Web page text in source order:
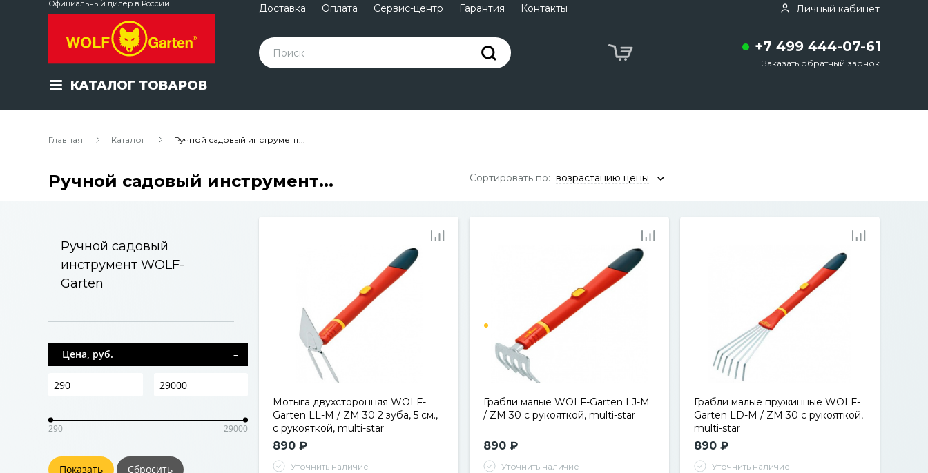
Официальный дилер в России
КАТАЛОГ ТОВАРОВ
Доставка Оплата Сервис-центр Гарантия Контакты Личный кабинет
+7 499 444-07-61
Заказать обратный звонок
Главная Каталог Ручной садовый инструмент...
Ручной садовый инструмент... Сортировать по: возрастанию цены
Ручной садовый
инструмент WOLF-
Garten
Цена, руб.
290 29000
Мотыга двухсторонняя WOLF-
Garten LL-M / ZM 30 2 зуба, 5 см.,
с рукояткой, multi-star
890 ₽
Уточнить наличие
Грабли малые WOLF-Garten LJ-M
/ ZM 30 с рукояткой, multi-star
890 ₽
Уточнить наличие
Грабли малые пружинные WOLF-
Garten LD-M / ZM 30 с рукояткой,
multi-star
890 ₽
Уточнить наличие